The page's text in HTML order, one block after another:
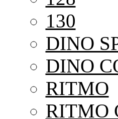
130
DINO
DINO
RITMO
RITMO